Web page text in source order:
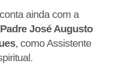
ainda com a
Padre José Augusto
, como Assistente